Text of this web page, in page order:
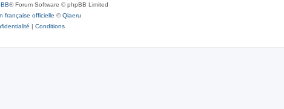
® Forum Software © phpBB Limited
française officielle ©Qiaeru
| Conditions